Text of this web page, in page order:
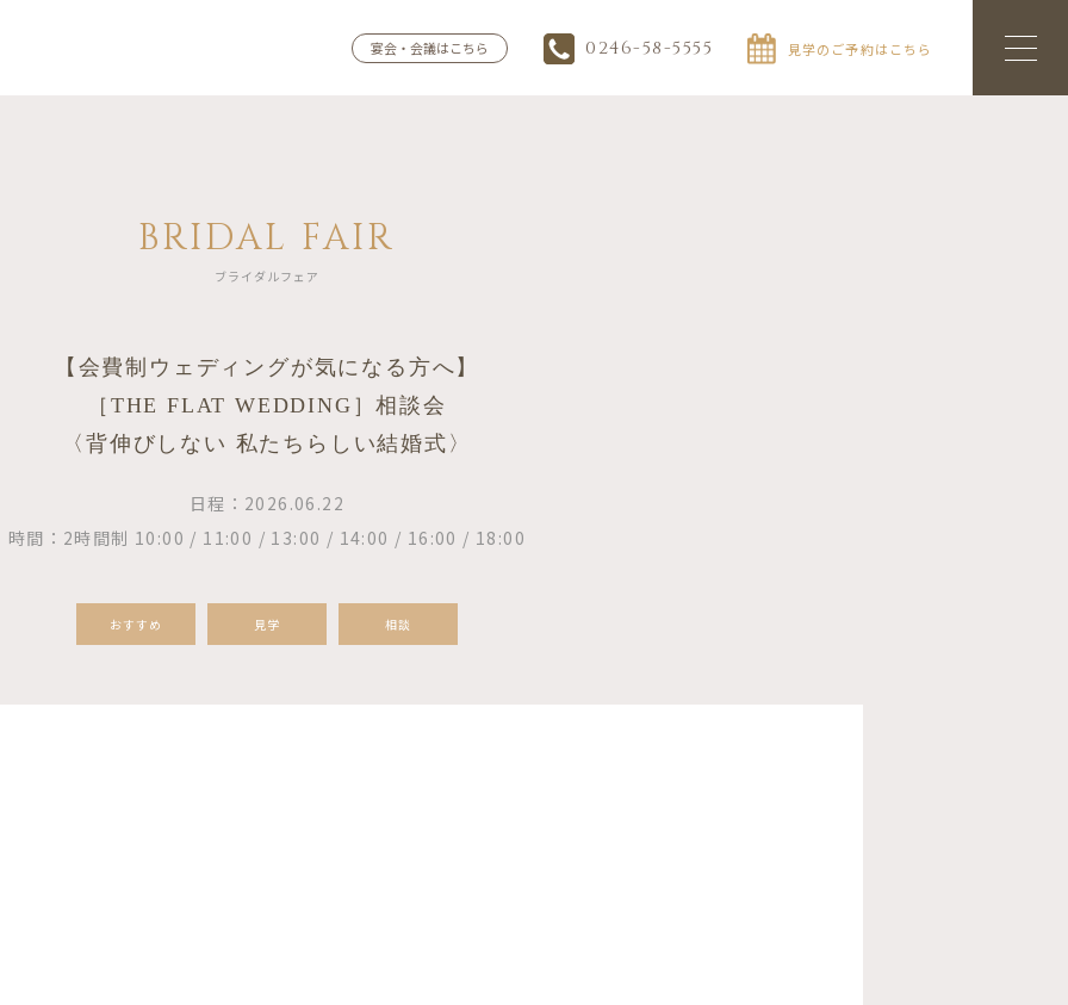
宴会・会議はこちら 0246-58-5555 見学のご予約はこちら
BRIDAL FAIR
ブライダルフェア
【会費制ウェディングが気になる方へ】
［THE FLAT WEDDING］相談会
〈背伸びしない 私たちらしい結婚式〉
日程：2026.06.22
時間：2時間制 10:00 / 11:00 / 13:00 / 14:00 / 16:00 / 18:00
おすすめ 見学 相談